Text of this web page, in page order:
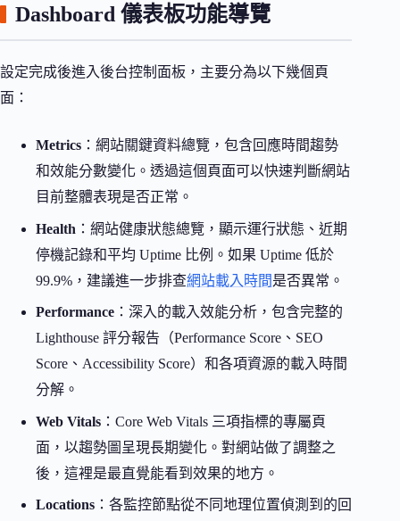
Dashboard 儀表板功能導覽
設定完成後進入後台控制面板，主要分為以下幾個頁
面：
Metrics ：網站關鍵資料總覽，包含回應時間趨勢
和效能分數變化。透過這個頁面可以快速判斷網站
目前整體表現是否正常。
Health ：網站健康狀態總覽，顯示運行狀態、近期
停機記錄和平均 Uptime 比例。如果 Uptime 低於
99.9%，建議進一步排查網站載入時間是否異常。
Performance ：深入的載入效能分析，包含完整的
Lighthouse 評分報告（Performance Score、SEO
Score、Accessibility Score）和各項資源的載入時間
分解。
Web Vitals ：Core Web Vitals 三項指標的專屬頁
面，以趨勢圖呈現長期變化。對網站做了調整之
後，這裡是最直覺能看到效果的地方。
Locations ：各監控節點從不同地理位置偵測到的回